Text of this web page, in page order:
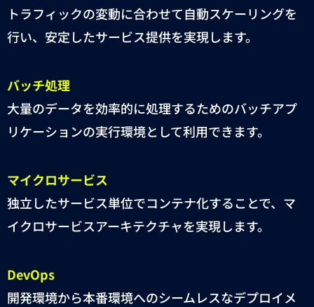
トラフィックの変動に合わせて自動スケーリングを
行い、安定したサービス提供を実現します。
バッチ処理
大量のデータを効率的に処理するためのバッチアプ
リケーションの実行環境として利用できます。
マイクロサービス
独立したサービス単位でコンテナ化することで、マ
イクロサービスアーキテクチャを実現します。
DevOps
開発環境から本番環境へのシームレスなデプロイメ